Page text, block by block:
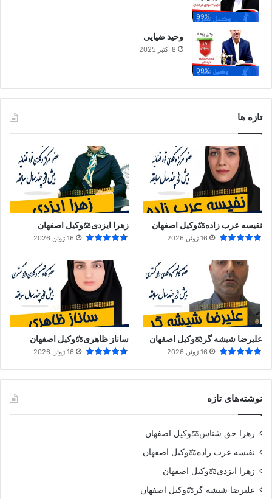
99%
99%
وحید ضیایی
8 اکتبر 2025
تازه ها
نفیسه عرب زاده⚖️وکیل اصفهان
16 ژوئن 2026
زهرا ایزدی⚖️وکیل اصفهان
16 ژوئن 2026
علیرضا شیشه گر⚖️وکیل اصفهان
16 ژوئن 2026
ساناز ظاهری⚖️وکیل اصفهان
16 ژوئن 2026
نوشته‌های تازه
زهرا حق شناس⚖️وکیل اصفهان
نفیسه عرب زاده⚖️وکیل اصفهان
زهرا ایزدی⚖️وکیل اصفهان
علیرضا شیشه گر⚖️وکیل اصفهان